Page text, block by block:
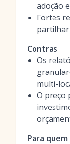
adoção
Fortes
partilhar
Contras
Os
multi-
O preço
Para